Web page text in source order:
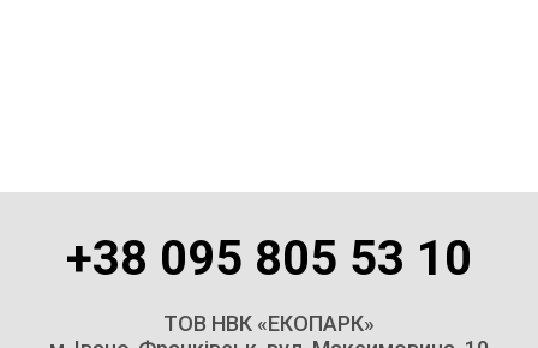
+38 095 805 53 10
ТОВ НВК «ЕКОПАРК»